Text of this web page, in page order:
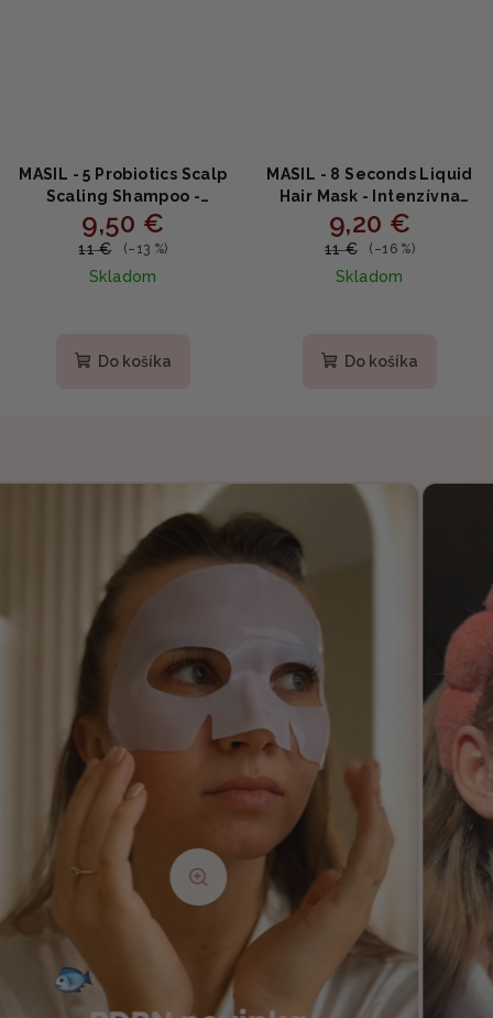
MASIL - 5 Probiotics Scalp
Scaling Shampoo -
Hĺbkové čistenie pokožky
hlavy s probiotikami
9,50 €
11 € (–13 %)
Skladom
Do košíka
MASIL - 8 Seconds Liquid
Hair Mask - Intenzívna
hydratačná maska na
vlasy 100ml
9,20 €
11 € (–16 %)
Skladom
Do košíka